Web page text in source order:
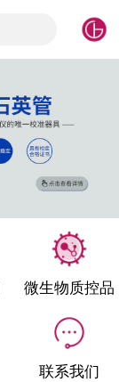
微生物质控品
联系我们